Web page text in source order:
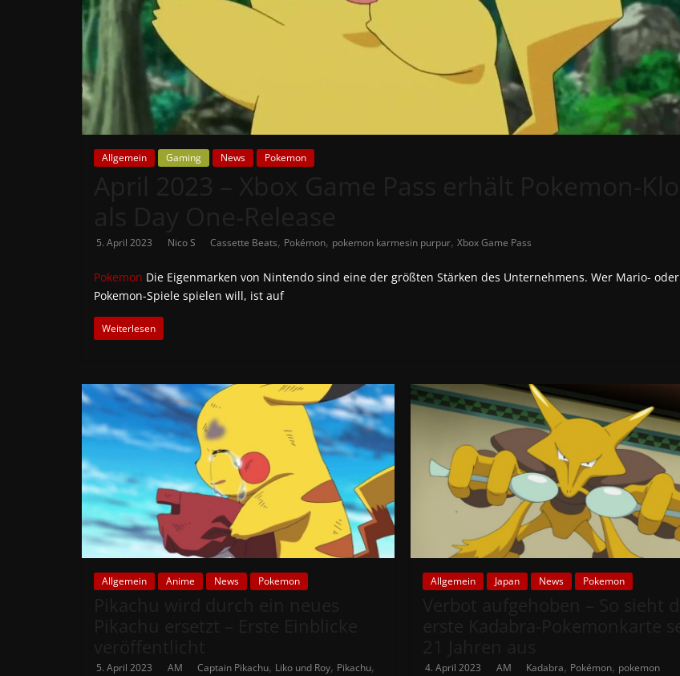
News
Auf
Phanimenal
findest
du
die
aktuellsten
Japan
Deutschland
Allgemein Gaming News Pokemon
5. April 2023 Nico S Cassette Beats, Pokémon, pokemon karmesin purpur, Xbox Game Pass
Pokemon Die Eigenmarken von Nintendo sind eine der größten Stärken des Unternehmens. Wer Mario- oder
Pokemon-Spiele spielen will, ist auf
Weiterlesen
Allgemein Anime News Pokemon
5. April 2023 AM Captain Pikachu, Liko und Roy, Pikachu,
Allgemein Japan News Pokemon
4. April 2023 AM Kadabra, Pokémon, pokemon